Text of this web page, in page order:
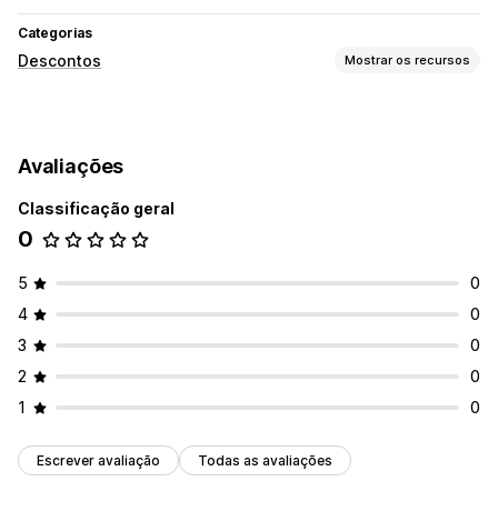
Categorias
Descontos Mostrar os recursos
Acompanhamento
Avaliações
Classificação geral
0
5
0
4
0
3
0
2
0
1
0
Escrever avaliação Todas as avaliações